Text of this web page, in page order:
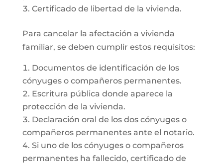
Certificado de libertad de la vivienda.
Para cancelar la afectación a vivienda
familiar, se deben cumplir estos requisitos:
Documentos de identificación de los
cónyuges o compañeros permanentes.
Escritura pública donde aparece la
protección de la vivienda.
Declaración oral de los dos cónyuges o
compañeros permanentes ante el notario.
Si uno de los cónyuges o compañeros
permanentes ha fallecido, certificado de